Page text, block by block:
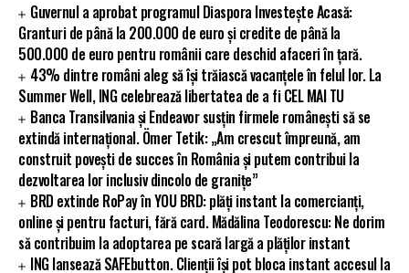
Guvernul a aprobat programul Diaspora Investește Acasă:
Granturi de până la 200.000 de euro și credite de până la
500.000 de euro pentru românii care deschid afaceri în țară.
43% dintre români aleg să își trăiască vacanțele în felul lor. La
Summer Well, ING celebrează libertatea de a fi CEL MAI TU
Banca Transilvania și Endeavor susțin firmele românești să se
extindă internațional. Ömer Tetik: „Am crescut împreună, am
construit povești de succes în România și putem contribui la
dezvoltarea lor inclusiv dincolo de granițe”
BRD extinde RoPay în YOU BRD: plăți instant la comercianți,
online și pentru facturi, fără card. Mădălina Teodorescu: Ne dorim
să contribuim la adoptarea pe scară largă a plăților instant
ING lansează SAFEbutton. Clienții își pot bloca instant accesul la